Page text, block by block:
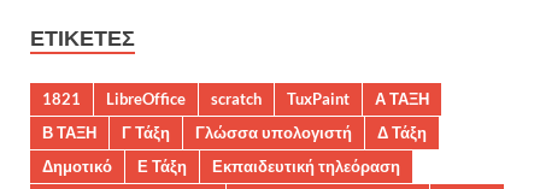
ΕΤΙΚΈΤΕΣ
1821 LibreOffice scratch TuxPaint
Α ΤΑΞΗ
Β ΤΑΞΗ
Γ Τάξη Γλώσσα υπολογιστή
Δ Τάξη
Δημοτικό
Ε Τάξη
Εκπαιδευτική τηλεόραση